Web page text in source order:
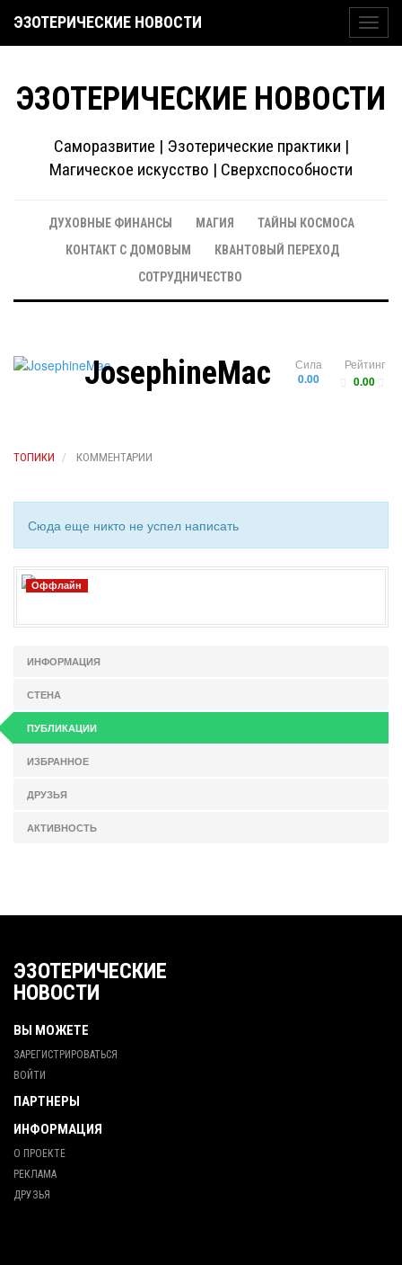
ЭЗОТЕРИЧЕСКИЕ НОВОСТИ
ЭЗОТЕРИЧЕСКИЕ НОВОСТИ
Саморазвитие | Эзотерические практики |
Магическое искусство | Сверхспособности
ДУХОВНЫЕ ФИНАНСЫ МАГИЯ
ТАЙНЫ КОСМОСА
КОНТАКТ С ДОМОВЫМ
КВАНТОВЫЙ ПЕРЕХОД
СОТРУДНИЧЕСТВО
Рейтинг
0.00
Сила
0.00
JosephineMac
ТОПИКИ КОММЕНТАРИИ
Сюда еще никто не успел написать
Оффлайн
ИНФОРМАЦИЯ
СТЕНА
ПУБЛИКАЦИИ
ИЗБРАННОЕ
ДРУЗЬЯ
АКТИВНОСТЬ
ЭЗОТЕРИЧЕСКИЕ
НОВОСТИ
ВЫ МОЖЕТЕ
ЗАРЕГИСТРИРОВАТЬСЯ
ВОЙТИ
ПАРТНЕРЫ
ИНФОРМАЦИЯ
О ПРОЕКТЕ
РЕКЛАМА
ДРУЗЬЯ